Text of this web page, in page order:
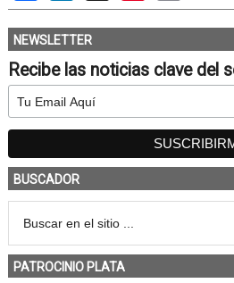
NEWSLETTER
Recibe las noticias clave del
BUSCADOR
PATROCINIO PLATA